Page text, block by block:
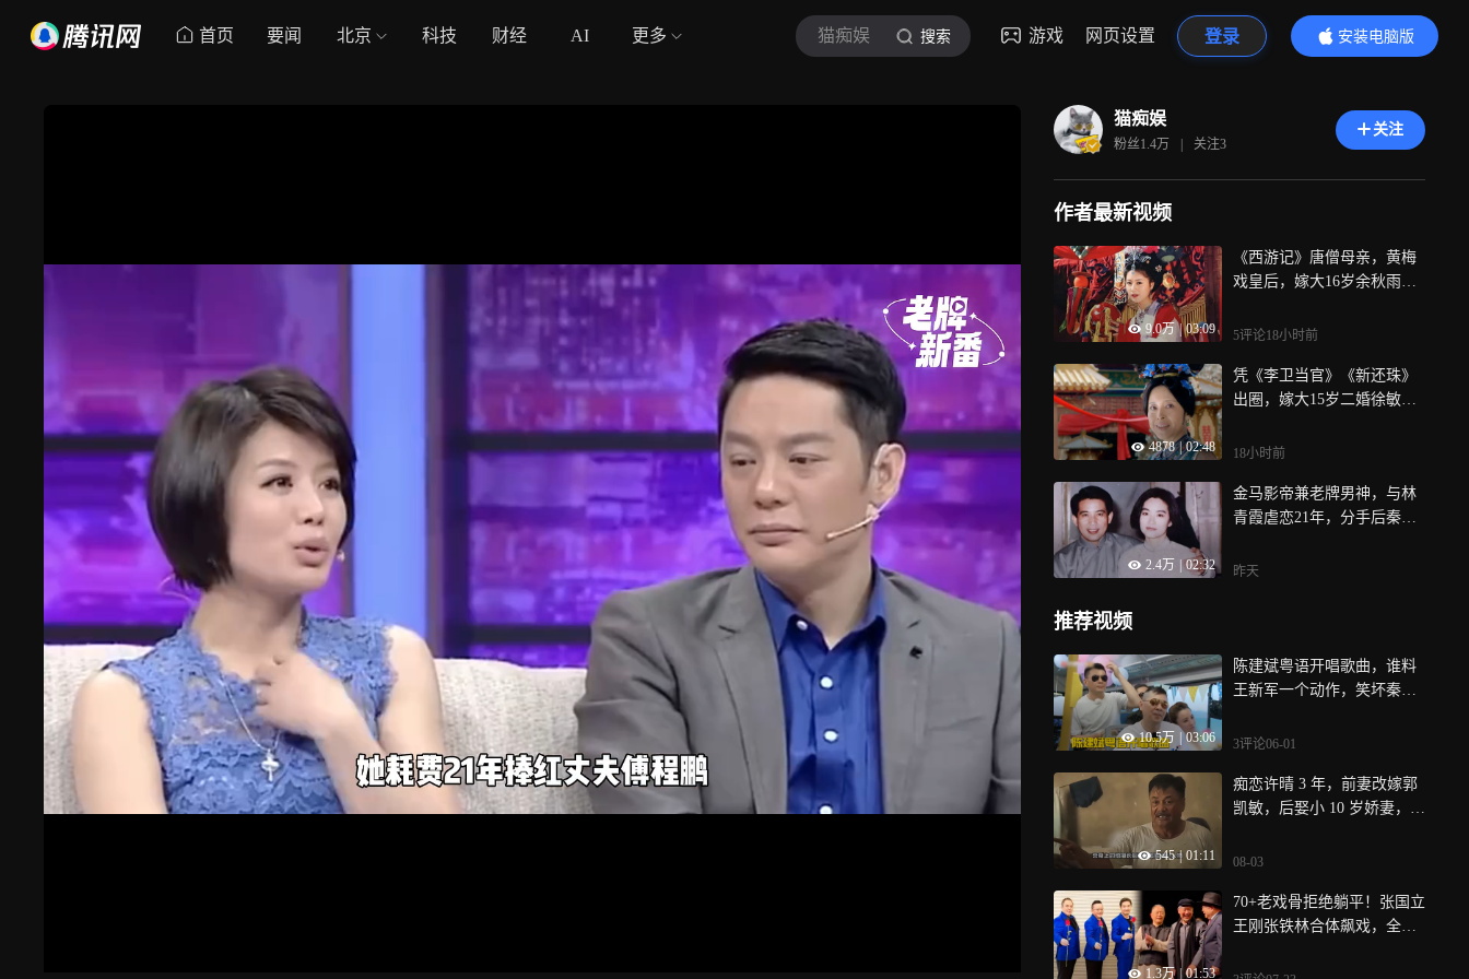
首页 要闻 北京 科技 财经 AI 更多 猫痴娱 搜索 游戏 网页设置 登录
安装电脑版
内容更精彩
猫痴娱
粉丝1.4万 | 关注3
关注
作者最新视频
9.0万 | 03:09
《西游记》唐僧母亲，黄梅
戏皇后，嫁大16岁余秋雨被
牌新番
5评论18小时前
4878 | 02:48
凭《李卫当官》《新还珠》
出圈，嫁大15岁二婚徐敏终
︱老牌新番
18小时前
2.4万 02:32
金马影帝兼老牌男神，与林
青霞虐恋21年，分手后秦汉
昨天
推荐视频
10.5万 03:06
陈建斌粤语开唱歌曲，谁料
王新军一个动作，笑坏秦海
3评论06-01
545 | 01:11
痴恋许晴 3 年，前妻改嫁郭
凯敏，后娶小 10 岁娇妻，凭
心打磨演技
08-03
1.3万 01:53
70+老戏骨拒绝躺平！张国立
王刚张铁林合体飙戏，全程